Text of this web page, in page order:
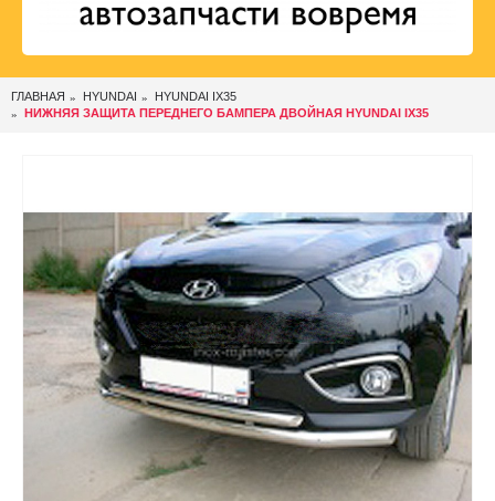
ГЛАВНАЯ HYUNDAI
HYUNDAI IX35
НИЖНЯЯ ЗАЩИТА ПЕРЕДНЕГО БАМПЕРА ДВОЙНАЯ HYUNDAI IX35